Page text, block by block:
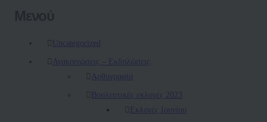
Uncategorized
Ανακοινώσεις – Εκδηλώσεις
Αρθογραφία
Βουλευτικές εκλογές 2023
Εκλογές Ιουνίου